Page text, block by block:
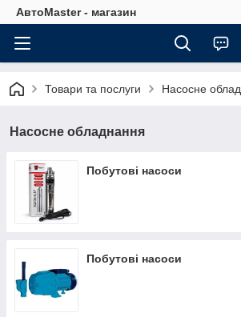
АвтоMaster - магазин
Товари та послуги Насосне
Насосне обладнання
Побутові насоси
Побутові насоси